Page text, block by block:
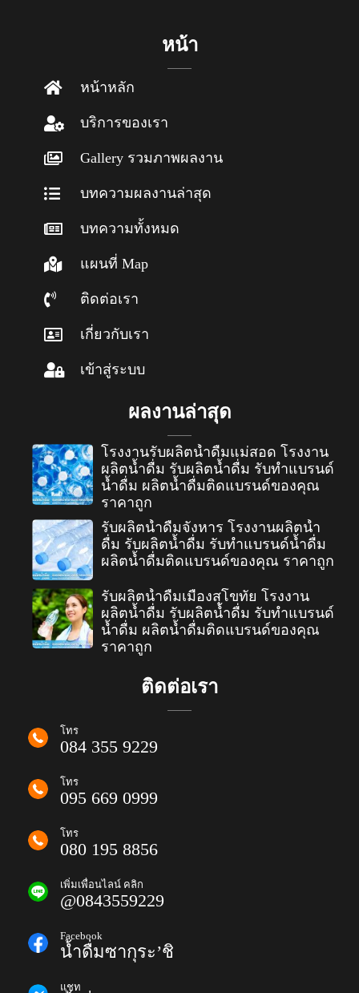
หน้า
หน้าหลัก
บริการของเรา
Gallery รวมภาพผลงาน
บทความผลงานล่าสุด
บทความทั้งหมด
แผนที่ Map
ติดต่อเรา
เกี่ยวกับเรา
เข้าสู่ระบบ
ผลงานล่าสุด
โรงงานรับผลิตน้ำดื่มแม่สอด โรงงาน
ผลิตน้ำดื่ม รับผลิตน้ำดื่ม รับทำแบรนด์
น้ำดื่ม ผลิตน้ำดื่มติดแบรนด์ของคุณ
ราคาถูก
รับผลิตน้ำดื่มจังหาร โรงงานผลิตน้ำ
ดื่ม รับผลิตน้ำดื่ม รับทำแบรนด์น้ำดื่ม
ผลิตน้ำดื่มติดแบรนด์ของคุณ ราคาถูก
รับผลิตน้ำดื่มเมืองสุโขทัย โรงงาน
ผลิตน้ำดื่ม รับผลิตน้ำดื่ม รับทำแบรนด์
น้ำดื่ม ผลิตน้ำดื่มติดแบรนด์ของคุณ
ราคาถูก
ติดต่อเรา
โทร
084 355 9229
โทร
095 669 0999
โทร
080 195 8856
เพิ่มเพื่อนไลน์ คลิก
@0843559229
Facebook
น้ำดื่มซากุระ’ชิ
แชท